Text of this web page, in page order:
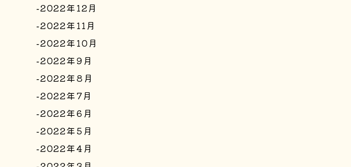
2022年12月
2022年11月
2022年10月
2022年9月
2022年8月
2022年7月
2022年6月
2022年5月
2022年4月